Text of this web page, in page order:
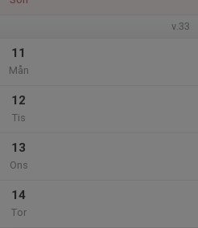
v.33
11
Mån
12
Tis
13
Ons
14
Tor